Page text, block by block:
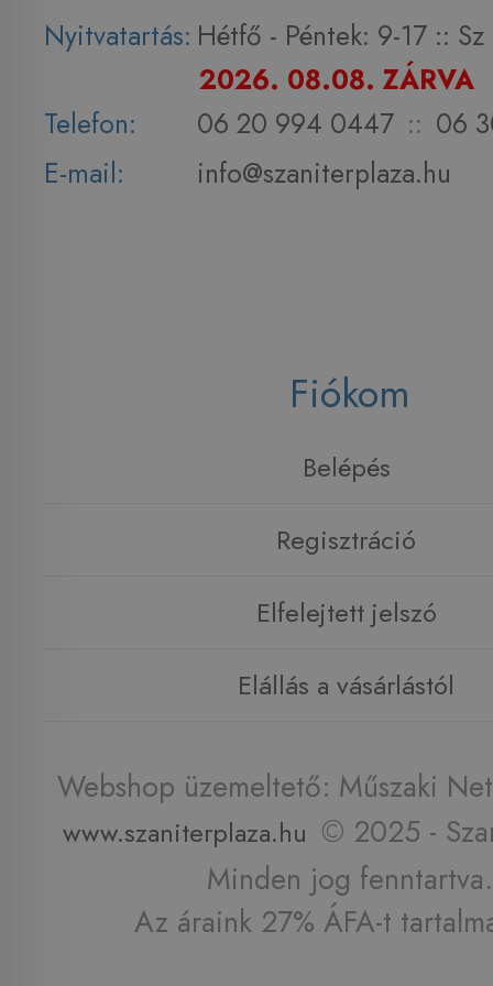
Nyitvatartás: Hétfő - Péntek: 9-17 :: Sz
2026. 08.08. ZÁRVA
Telefon:
06 20 994 0447 :: 06
E-mail:
info@szaniterplaza.hu
Fiókom
Belépés
Regisztráció
Elfelejtett jelszó
Elállás a vásárlástól
Webshop üzemeltető: Műszaki
www.szaniterplaza.hu © 2025 -
Minden jog fenntartva.
Az áraink 27% ÁFA-t